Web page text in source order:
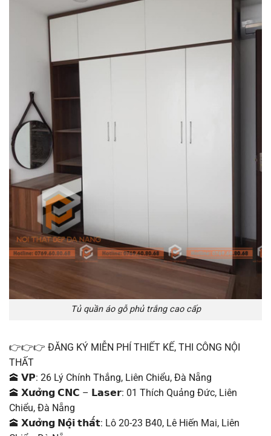
Tủ quần áo gỗ phủ trắng cao cấp
👉👉👉 ĐĂNG KÝ MIỄN PHÍ THIẾT KẾ, THI CÔNG NỘI
THẤT
🕋 𝗩𝗣: 26 Lý Chính Thắng, Liên Chiểu, Đà Nẵng
🕋 𝗫𝘂̛𝗼̛̉𝗻𝗴 𝗖𝗡𝗖 – 𝗟𝗮𝘀𝗲𝗿: 01 Thích Quảng Đức, Liên
Chiểu, Đà Nẵng
🕋 𝗫𝘂̛𝗼̛̉𝗻𝗴 𝗡𝗼̣̂𝗶 𝘁𝗵𝗮̂́𝘁: Lô 20-23 B40, Lê Hiến Mai, Liên